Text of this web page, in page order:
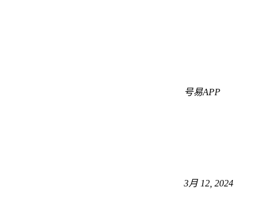
号易APP
3月 12, 2024